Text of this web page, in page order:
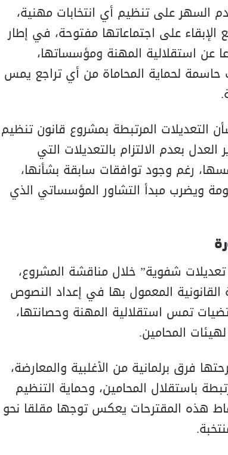
السهر على تنظيم أي انتخابات مهنية،
الإبقاء على اجتماعاتها مفتوحة، في إطار
عن استقلالية المهنة ومؤسساتها،
حاسمة لحماية المحاماة من أي تراجع يمس
التعديلات المرتبطة بمشروع قانون تنظيم
بعدم الالتزام بالتعديلات التي
رغم وجود توافقات سابقة بشأنها،
ويضرب مبدأ التشاور المؤسساتي الذي
شفوية” خلال مناقشة المشروع،
المعمول بها في إعداد النصوص
تمس استقلالية المهنة وحصانتها،
المحامين.
فرق برلمانية من الأغلبية والمعارضة،
باستقلال المحامين، وحماية التنظيم
هذه المقترحات يعكس توجها مقلقا نحو